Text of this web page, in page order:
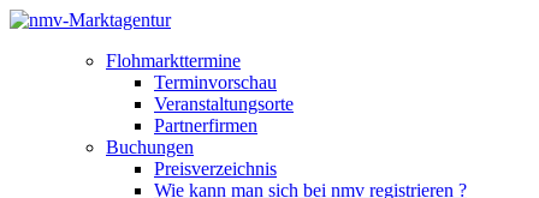
Flohmarkttermine
Terminvorschau
Veranstaltungsorte
Partnerfirmen
Buchungen
Preisverzeichnis
Wie kann man sich bei nmv registrieren ?